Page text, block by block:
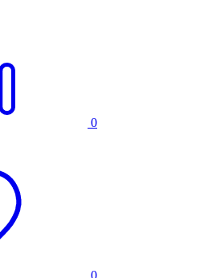
0
0